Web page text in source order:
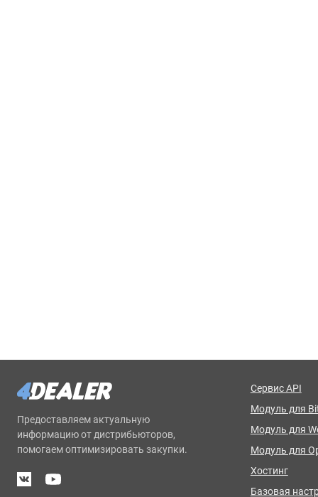
Предоставляем актуальную
информацию от дистрибьюторов,
помогаем оптимизировать закупки.
Сервис API
Модуль для
Модуль для
Модуль для
Хостинг
Базовая